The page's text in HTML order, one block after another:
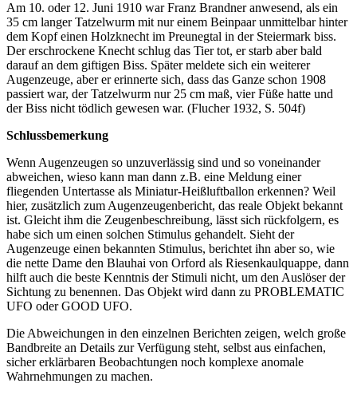
Am 10. oder 12. Juni 1910 war Franz Brandner anwesend, als ein
35 cm langer Tatzelwurm mit nur einem Beinpaar unmittelbar hinter
dem Kopf einen Holzknecht im Preunegtal in der Steiermark biss.
Der erschrockene Knecht schlug das Tier tot, er starb aber bald
darauf an dem giftigen Biss. Später meldete sich ein weiterer
Augenzeuge, aber er erinnerte sich, dass das Ganze schon 1908
passiert war, der Tatzelwurm nur 25 cm maß, vier Füße hatte und
der Biss nicht tödlich gewesen war. (Flucher 1932, S. 504f)
Schlussbemerkung
Wenn Augenzeugen so unzuverlässig sind und so voneinander
abweichen, wieso kann man dann z.B. eine Meldung einer
fliegenden Untertasse als Miniatur-Heißluftballon erkennen? Weil
hier, zusätzlich zum Augenzeugenbericht, das reale Objekt bekannt
ist. Gleicht ihm die Zeugenbeschreibung, lässt sich rückfolgern, es
habe sich um einen solchen Stimulus gehandelt. Sieht der
Augenzeuge einen bekannten Stimulus, berichtet ihn aber so, wie
die nette Dame den Blauhai von Orford als Riesenkaulquappe, dann
hilft auch die beste Kenntnis der Stimuli nicht, um den Auslöser der
Sichtung zu benennen. Das Objekt wird dann zu PROBLEMATIC
UFO oder GOOD UFO.
Die Abweichungen in den einzelnen Berichten zeigen, welch große
Bandbreite an Details zur Verfügung steht, selbst aus einfachen,
sicher erklärbaren Beobachtungen noch komplexe anomale
Wahrnehmungen zu machen.